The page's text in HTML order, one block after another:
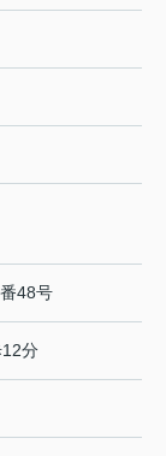
48号
12分